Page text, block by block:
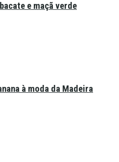
e maçã verde
à moda da Madeira